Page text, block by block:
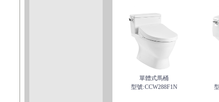
單體式馬桶
型號:CCW288F1N